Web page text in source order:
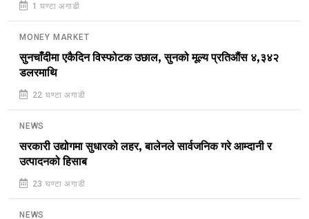
1 घण्टा अगाडी
MONEY MARKET
सुनचाँदीमा एकैदिन विस्फोटक उछाल, सुनको मूल्य प्रतिऔंस ४,३४२
डलरमाथि
22 घण्टा अगाडी
NEWS
सरकारी उद्योगमा सुधारको लहर, बालेनले सार्वजनिक गरे आम्दानी र
उत्पादनको हिसाब
23 घण्टा अगाडी
NEWS